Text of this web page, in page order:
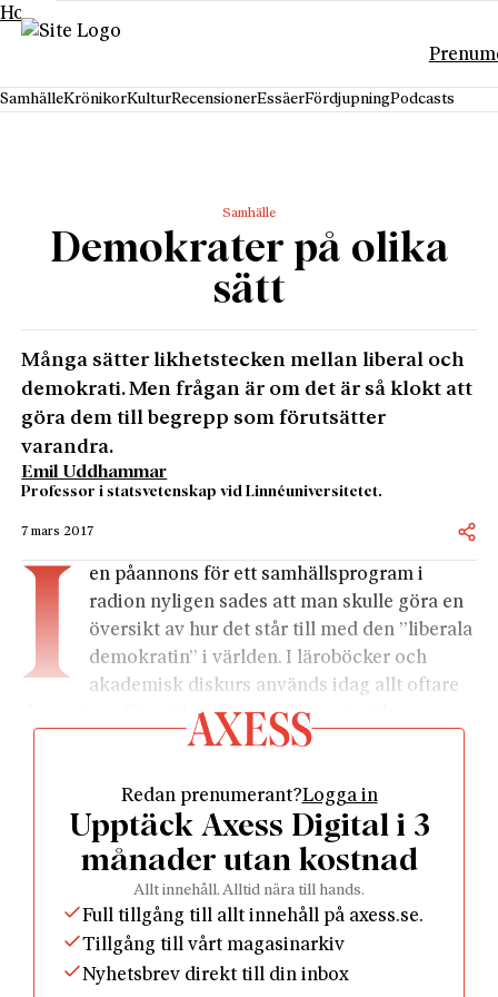
Hoppa till innehåll
SamhälleKrönikorKulturRecensionerEssäerFördjupningPodcasts
Samhälle
Demokrater på olika
sätt
Många sätter likhetstecken mellan liberal och
demokrati. Men frågan är om det är så klokt att
göra dem till begrepp som förutsätter
varandra.
Emil Uddhammar
Professor i statsvetenskap vid Linnéuniversitetet.
7 mars 2017
I
en påannons för ett samhällsprogram i
radion nyligen sades att man skulle göra en
översikt av hur det står till med den ”liberala
demokratin” i världen. I läroböcker och
akademisk diskurs används idag allt oftare
denna term för att beskriva parlamentarisk
demokrati med fria val, rättsstat, yttrandefrihet,
och fria medier.
Frågan är dock hur klokt det är att göra
likhetstecken mellan liberal och demokrati, eller att
göra dem till begrepp som förutsätter varandra?
Liberalismen har sina fördelar, men den innefattar
också – eller i varje fall en schattering av den – ett
slags ideologisk imperialism, som den inte sällan
Redan prenumerant?Logga in
Upptäck Axess Digital i 3
månader utan kostnad
Allt innehåll. Alltid nära till hands.
Full tillgång till allt innehåll på axess.se.
Tillgång till vårt magasinarkiv
Nyhetsbrev direkt till din inbox